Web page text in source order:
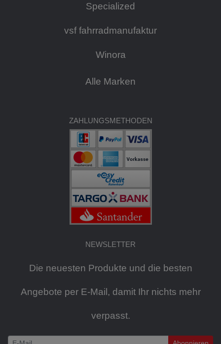
Specialized
vsf fahrradmanufaktur
Winora
Alle Marken
ZAHLUNGSMETHODEN
NEWSLETTER
Die neuesten Produkte und die besten
Angebote per E-Mail, damit Ihr nichts mehr
verpasst.